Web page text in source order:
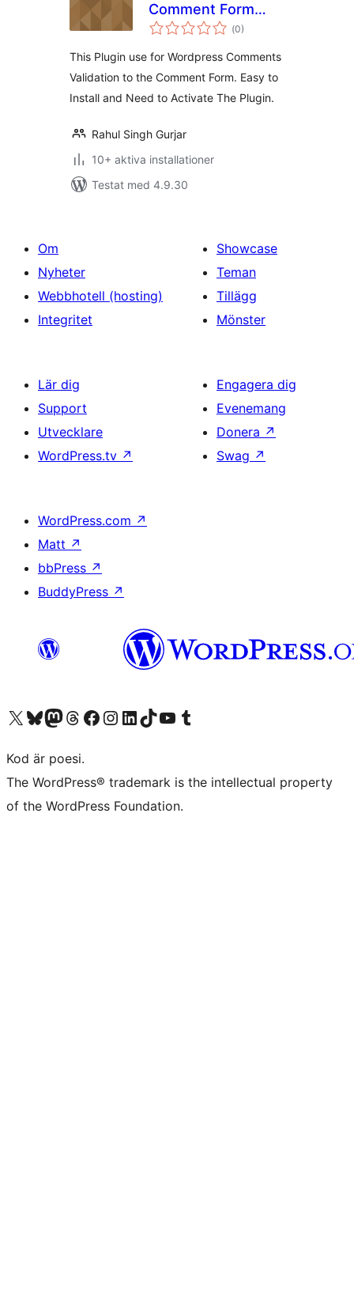
Comment Form
Validation
(Totalt
antal
0)
This Plugin use for Wordpress Comments
Validation to the Comment Form. Easy to
Install and Need to Activate The Plugin.
Rahul Singh Gurjar
10+ aktiva installationer
Testat med 4.9.30
Om
Nyheter
Webbhotell (hosting)
Integritet
Showcase
Teman
Tillägg
Mönster
Lär dig
Support
Utvecklare
WordPress.tv ↗
Engagera dig
Evenemang
Donera ↗
Swag ↗
WordPress.com ↗
Matt ↗
bbPress ↗
BuddyPress ↗
Besök vår X-konto (f.d. Twitter)
Besök vårt Bluesky-konto
Besök vårt Mastodon-konto
Besök vårt Thread-konto
Besök vår Facebook-sidaBesök vårt Instagram-konto
Besök vårt LinkedIn-konto
Besök vårt TikTok-konto
Besök vår YouTube-kanalBesök vårt Tumblr-konto
Kod är poesi.
The WordPress® trademark is the intellectual property
of the WordPress Foundation.